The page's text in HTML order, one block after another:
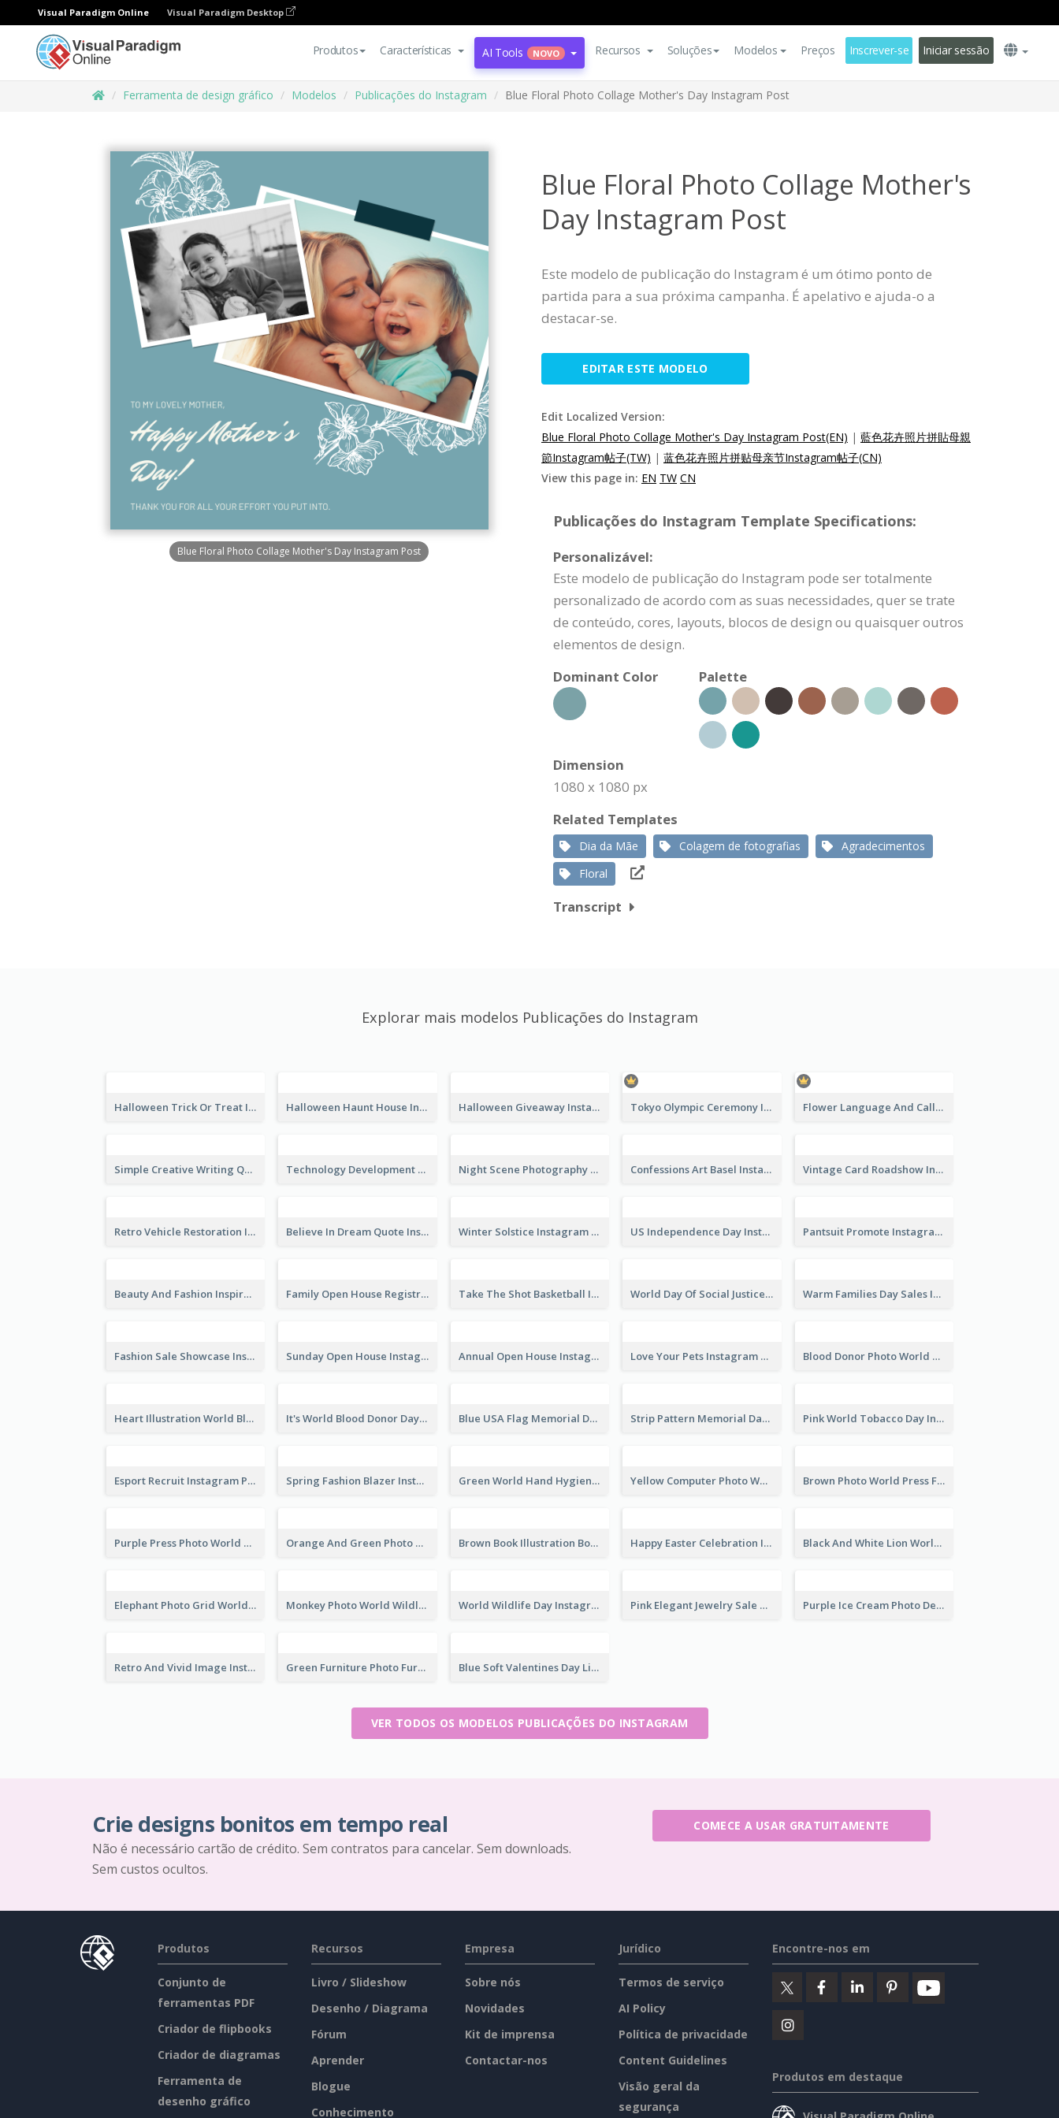
Visual Paradigm Online Visual Paradigm Desktop
Produtos Características AI Tools NOVO Recursos Soluções Modelos Preços Inscrever-se Iniciar sessão
Ferramenta de design gráfico Modelos Publicações do Instagram Blue Floral Photo Collage Mother's Day Instagram Post
Blue Floral Photo Collage Mother's Day Instagram Post
Blue Floral Photo Collage Mother's
Day Instagram Post
Este modelo de publicação do Instagram é um ótimo ponto de
partida para a sua próxima campanha. É apelativo e ajuda-o a
destacar-se.
EDITAR ESTE MODELO
Edit Localized Version:
Blue Floral Photo Collage Mother's Day Instagram Post(EN) | 藍色花卉照片拼貼母親
節Instagram帖子(TW) | 蓝色花卉照片拼贴母亲节Instagram帖子(CN)
View this page in: EN TW CN
Publicações do Instagram Template Specifications:
Personalizável:
Este modelo de publicação do Instagram pode ser totalmente
personalizado de acordo com as suas necessidades, quer se trate
de conteúdo, cores, layouts, blocos de design ou quaisquer outros
elementos de design.
Dominant Color
Palette
Dimension
1080 x 1080 px
Related Templates
Dia da Mãe Colagem de fotografias
Agradecimentos
Floral
Transcript
Explorar mais modelos Publicações do Instagram
Halloween Trick Or Treat Instagram Post Halloween Haunt House Instagram Post Halloween Giveaway Instagram Post Tokyo Olympic Ceremony Instagram Post Flower Language And Calligraphy Instagram Post
Simple Creative Writing Quote Instagram Post Technology Development Conference Instagram Post Night Scene Photography Exhibition Instagram Post Confessions Art Basel Instagram Post Vintage Card Roadshow Instagram Post
Retro Vehicle Restoration Instagram Post Believe In Dream Quote Instagram Post Winter Solstice Instagram Post US Independence Day Instagram Post Pantsuit Promote Instagram Post
Beauty And Fashion Inspirational Quote Instagram Post Family Open House Registration Instagram Post Take The Shot Basketball Instagram Post World Day Of Social Justice Instagram Post Warm Families Day Sales Instagram Post
Fashion Sale Showcase Instagram Post Sunday Open House Instagram Post Annual Open House Instagram Post Love Your Pets Instagram Post Blood Donor Photo World Blood Donor Day Instagram Post
Heart Illustration World Blood Donor Day Instagram Post It's World Blood Donor Day Photo Instagram Post Blue USA Flag Memorial Day Instagram Post Design Strip Pattern Memorial Day Instagram Post Pink World Tobacco Day Instagram Post
Esport Recruit Instagram Post Spring Fashion Blazer Instagram Post Green World Hand Hygiene Day Instagram Post Yellow Computer Photo World Press Freedom Day Instagram Post Brown Photo World Press Freedom Day Instagram Post
Purple Press Photo World Press Freedom Day Instagram Post Orange And Green Photo Book And Copyright Day Instagram Post Brown Book Illustration Book And Copyright Day Instagram Post Happy Easter Celebration Instagram Post Black And White Lion World Wildlife Day Instagram Post
Elephant Photo Grid World Wildlife Day Instagram Post Monkey Photo World Wildlife Day Instagram Post World Wildlife Day Instagram Post Pink Elegant Jewelry Sale Valentines Day Instagram Post Purple Ice Cream Photo Dessert Sale Instagram Post
Retro And Vivid Image Instagram Post Design Idea Green Furniture Photo Furniture Sale Instagram Post Blue Soft Valentines Day Limited Sale Instagram Post
VER TODOS OS MODELOS PUBLICAÇÕES DO INSTAGRAM
Crie designs bonitos em tempo real
Não é necessário cartão de crédito. Sem contratos para cancelar. Sem downloads.
Sem custos ocultos.
COMECE A USAR GRATUITAMENTE
Produtos
Conjunto de
ferramentas PDF
Criador de flipbooks
Criador de diagramas
Ferramenta de
desenho gráfico
Recursos
Livro / Slideshow
Desenho / Diagrama
Fórum
Aprender
Blogue
Conhecimento
Empresa
Sobre nós
Novidades
Kit de imprensa
Contactar-nos
Jurídico
Termos de serviço
AI Policy
Política de privacidade
Content Guidelines
Visão geral da
segurança
Encontre-nos em
Produtos em destaque